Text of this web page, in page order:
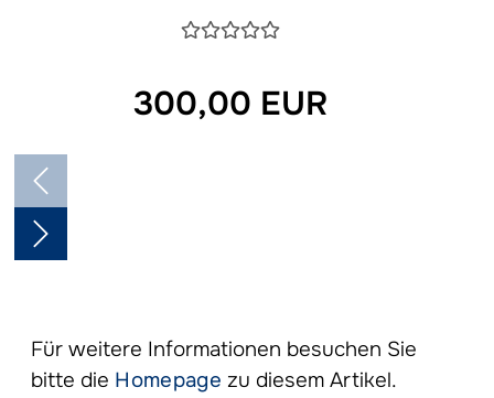
300,00 EUR
Für weitere Informationen besuchen Sie
bitte die Homepage zu diesem Artikel.